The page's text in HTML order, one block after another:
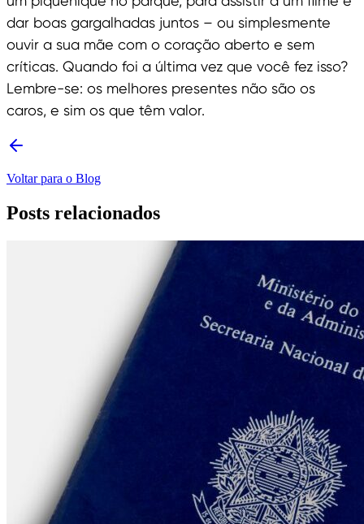
dar boas gargalhadas juntos – ou simplesmente
ouvir a sua mãe com o coração aberto e sem
críticas. Quando foi a última vez que você fez isso?
Lembre-se: os melhores presentes não são os
caros, e sim os que têm valor.
Voltar para o Blog
Posts relacionados